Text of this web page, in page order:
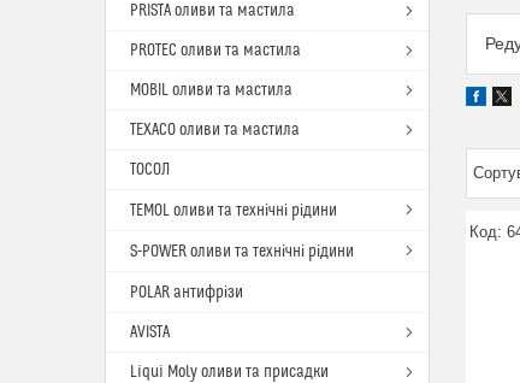
PRISTA оливи та мастила
PROTEC оливи та мастила
MOBIL оливи та мастила
TEXACO оливи та мастила
ТОСОЛ
TEMOL оливи та технічні рідини
S-POWER оливи та технічні рідини
POLAR антифрізи
AVISTA
Liqui Moly оливи та присадки